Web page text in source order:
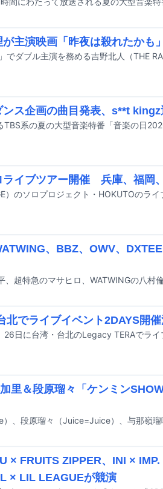
主演映画「昨夜は殺れたかも
ス企画の曲目発表、s**t
ライブツアー開催 兵庫、福岡
、BBZ、OWV、
北でライブイベント2DAYS開催
里＆段原瑠々「ケンミン
FRUITS ZIPPER、INI × IMP.
× LIL LEAGUEが競演